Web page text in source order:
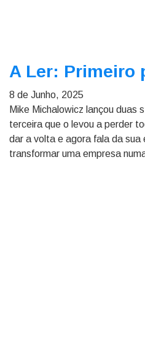
A Ler: Primeiro
8 de Junho, 2025
Mike Michalowicz lançou duas
terceira que o levou a perder
dar a volta e agora fala da sua
transformar uma empresa